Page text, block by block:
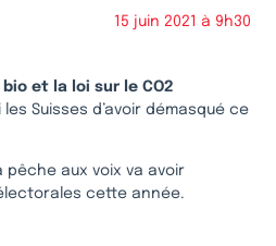
15 juin 2021 à 9h30
et la loi sur le CO2
Suisses d’avoir démasqué ce
pêche aux voix va avoir
cette année.